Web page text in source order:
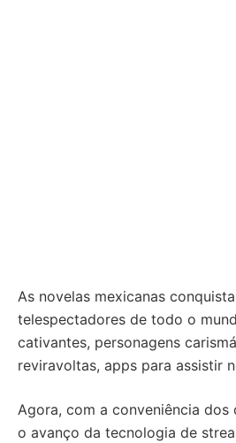
As novelas mexicanas
telespectadores de todo o
cativantes, personagens
reviravoltas, apps para assistir
Agora, com a conveniência
o avanço da tecnologia de